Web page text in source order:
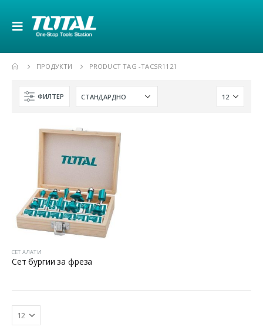
ПРОДУКТИ PRODUCT TAG -TACSR1121
ФИЛТЕР
СЕТ АЛАТИ
Сет бургии за фреза